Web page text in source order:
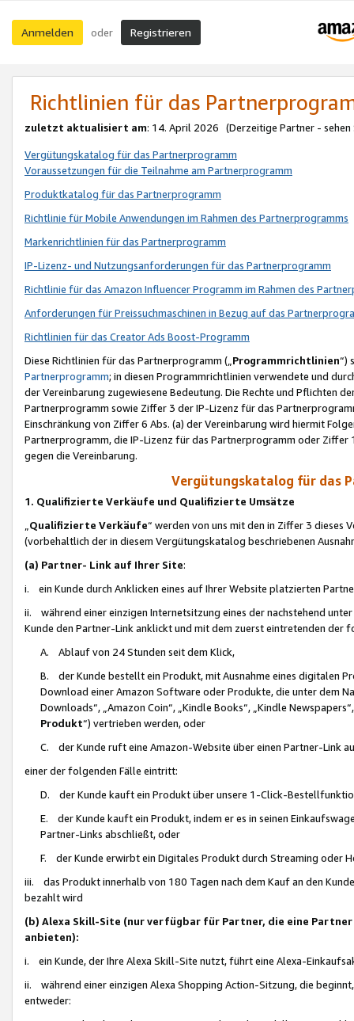
Anmelden oder Registrieren
Richtlinien für das
zuletzt aktualisiert am: 14. April 2026 (Derzeitige Partner - sehen
Vergütungskatalog für das Partnerprogramm
Voraussetzungen für die Teilnahme am Partnerprogramm
Produktkatalog für das Partnerprogramm
Richtlinie für Mobile Anwendungen im Rahmen des Partnerprogramms
Markenrichtlinien für das Partnerprogramm
IP-Lizenz- und Nutzungsanforderungen für das Partnerprogramm
Richtlinie für das Amazon Influencer Programm im Rahmen des
Anforderungen für Preissuchmaschinen in Bezug auf das
Richtlinien für das Creator Ads Boost-Programm
Diese Richtlinien für das Partnerprogramm („Programmrichtlinien“)
Partnerprogramm; in diesen Programmrichtlinien verwendete und
der Vereinbarung zugewiesene Bedeutung. Die Rechte und Pflichten
Partnerprogramm sowie Ziffer 3 der IP-Lizenz für das
Einschränkung von Ziffer 6 Abs. (a) der Vereinbarung wird hiermit
Partnerprogramm, die IP-Lizenz für das Partnerprogramm oder
gegen die Vereinbarung.
Vergütungskatalog für das
1. Qualifizierte Verkäufe und Qualifizierte Umsätze
Qualifizierte Verkäufe“ werden von uns mit den in Ziffer 3
(vorbehaltlich der in diesem Vergütungskatalog beschriebenen
(a) Partner- Link auf Ihrer Site:
i. ein Kunde durch Anklicken eines auf Ihrer Website platzierten
ii. während einer einzigen Internetsitzung eines der nachstehend
Kunde den Partner-Link anklickt und mit dem zuerst eintretenden der
A. Ablauf von 24 Stunden seit dem Klick,
B. der Kunde bestellt ein Produkt, mit Ausnahme eines digitalen
Download einer Amazon Software oder Produkte, die unter dem
Downloads“, „Amazon Coin“, „Kindle Books“, „Kindle
Produkt“) vertrieben werden, oder
C. der Kunde ruft eine Amazon-Website über einen Partner-Link
einer der folgenden Fälle eintritt:
D. der Kunde kauft ein Produkt über unsere 1-Click-
E. der Kunde kauft ein Produkt, indem er es in seinen
Partner-Links abschließt, oder
F. der Kunde erwirbt ein Digitales Produkt durch Streaming oder
iii. das Produkt innerhalb von 180 Tagen nach dem Kauf an den
bezahlt wird
(b) Alexa Skill-Site (nur verfügbar für Partner, die eine
anbieten):
i. ein Kunde, der Ihre Alexa Skill-Site nutzt, führt eine Alexa-
ii. während einer einzigen Alexa Shopping Action-Sitzung, die
entweder: